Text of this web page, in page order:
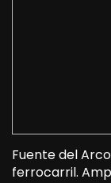
Fuente del
ferrocarril.